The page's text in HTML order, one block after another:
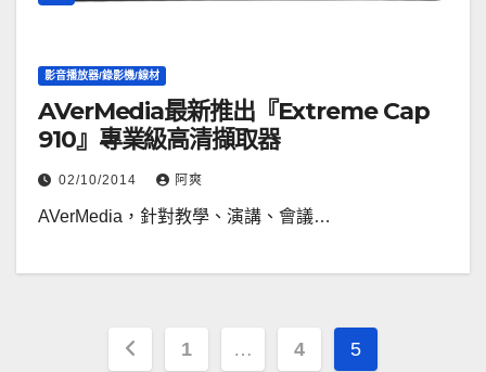
影音播放器/錄影機/線材
AVerMedia最新推出『Extreme Cap
910』專業級高清擷取器
02/10/2014 阿爽
AVerMedia，針對教學、演講、會議…
文
1 … 4 5